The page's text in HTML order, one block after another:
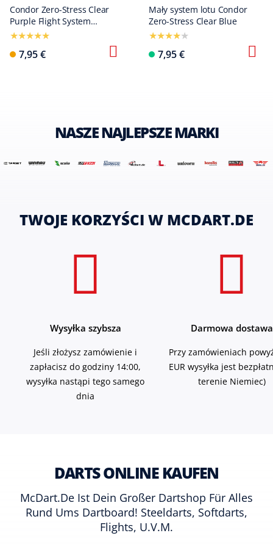
Condor Zero-Stress Clear
Purple Flight System
Standard
7,95 €
Mały system lotu Condor
Zero-Stress Clear Blue
7,95 €
NASZE NAJLEPSZE MARKI
TWOJE KORZYŚCI W MCDART.DE
Wysyłka szybsza
Jeśli złożysz zamówienie i
zapłacisz do godziny 14:00,
wysyłka nastąpi tego samego
dnia
Darmowa dostawa
Przy zamówieniach
EUR wysyłka jest
terenie Niemiec)
DARTS ONLINE KAUFEN
McDart.de Ist Dein Großer Dartshop Für Alles
Rund Ums Dartboard! Steeldarts, Softdarts,
Flights, U.v.m.